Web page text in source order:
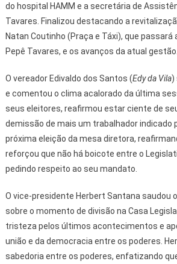
do hospital HAMM e a secretária de
Tavares. Finalizou destacando a
Natan Coutinho (Praça e Táxi), que passará
Pepê Tavares, e os avanços da atual gestão.
O vereador Edivaldo dos Santos (Edy da Vila)
e comentou o clima acalorado da última
seus eleitores, reafirmou estar ciente de
demissão de mais um trabalhador indicado
próxima eleição da mesa diretora,
reforçou que não há boicote entre o
pedindo respeito ao seu mandato.
O vice-presidente Herbert Santana saudou
sobre o momento de divisão na Casa
tristeza pelos últimos acontecimentos e
união e da democracia entre os poderes.
sabedoria entre os poderes, enfatizando